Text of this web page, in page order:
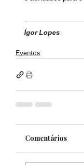
Ígor Lopes
Eventos
Comentários